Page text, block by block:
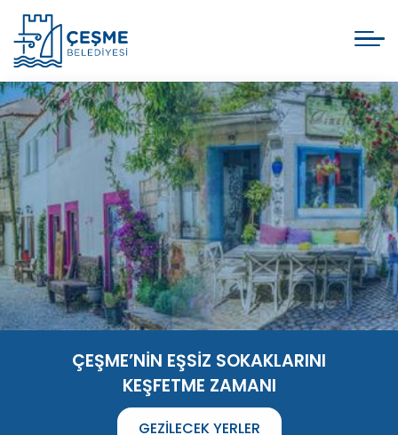
ÇEŞME’NİN EŞSİZ SOKAKLARINI
KEŞFETME ZAMANI
GEZILECEK YERLER